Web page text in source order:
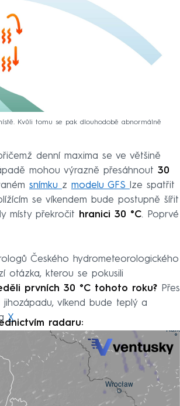
Kvůli tomu se pak dlouhodobě abnormálně
denní maxima se ve většině
mohou výrazně přesáhnout 30
snímku z modelu GFS
lze spatřit
se víkendem bude postupně šířit
místy překročit
hranici 30 °C. Poprvé
Českého hydrometeorologického
otázka, kterou se pokusili
prvních 30 °C tohoto roku? Přes
víkend bude teplý a
X.
radaru: